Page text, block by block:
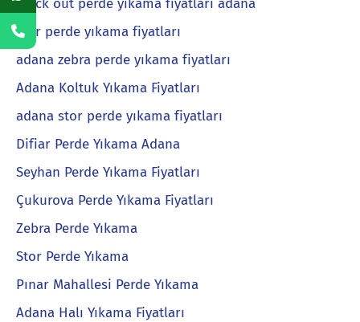
black out perde yıkama fiyatları adana
stor perde yıkama fiyatları
adana zebra perde yıkama fiyatları
Adana Koltuk Yıkama Fiyatları
adana stor perde yıkama fiyatları
Difiar Perde Yıkama Adana
Seyhan Perde Yıkama Fiyatları
Çukurova Perde Yıkama Fiyatları
Zebra Perde Yıkama
Stor Perde Yıkama
Pınar Mahallesi Perde Yıkama
Adana Halı Yıkama Fiyatları